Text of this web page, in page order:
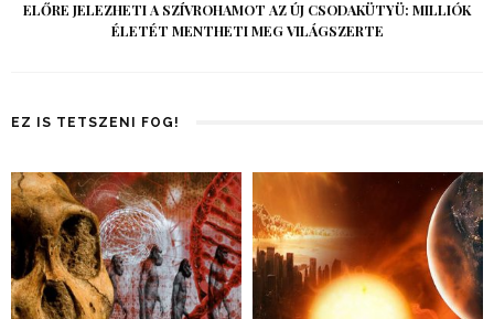
ELŐRE JELEZHETI A SZÍVROHAMOT AZ ÚJ CSODAKÜTYÜ: MILLIÓK
ÉLETÉT MENTHETI MEG VILÁGSZERTE
EZ IS TETSZENI FOG!